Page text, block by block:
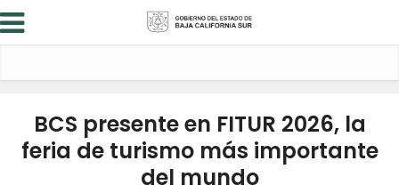
BCS presente en FITUR 2026, la
feria de turismo más importante
del mundo